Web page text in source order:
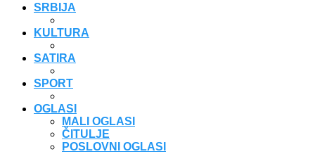
SRBIJA
KULTURA
SATIRA
SPORT
OGLASI
MALI OGLASI
ČITULJE
POSLOVNI OGLASI